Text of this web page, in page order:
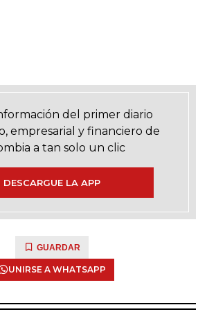
del primer diario
empresarial y financiero de
a tan solo un clic
DESCARGUE LA APP
GUARDAR
UNIRSE A WHATSAPP